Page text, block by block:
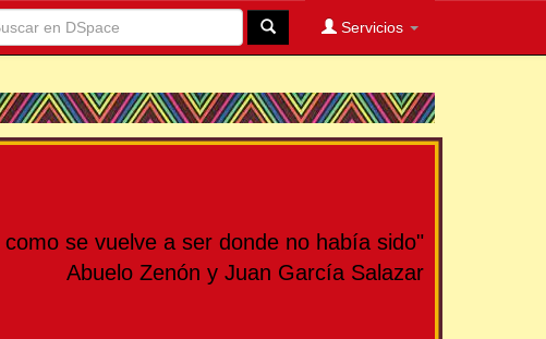
Servicios
se vuelve a ser donde no había sido"
Abuelo Zenón y Juan García Salazar